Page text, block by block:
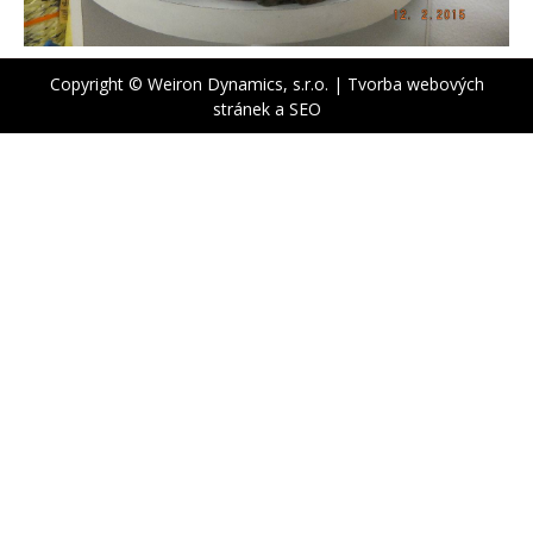
Copyright © Weiron Dynamics, s.r.o. | Tvorba webových
stráneka SEO